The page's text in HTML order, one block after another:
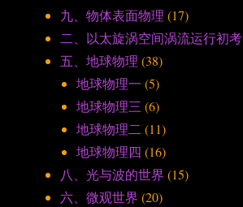
九、物体表面物理 (17)
二、以太旋涡空间涡流运行初考
五、地球物理 (38)
地球物理一 (5)
地球物理三 (6)
地球物理二 (11)
地球物理四 (16)
八、光与波的世界 (15)
六、微观世界 (20)